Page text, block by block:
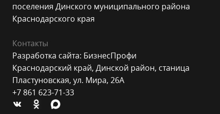
поселения Динского муниципального района
Краснодарского края
Контакты
Разработка сайта: БизнесПрофи
Краснодарский край, Динской район, станица
Пластуновская, ул. Мира, 26А
+7 861 623-71-33